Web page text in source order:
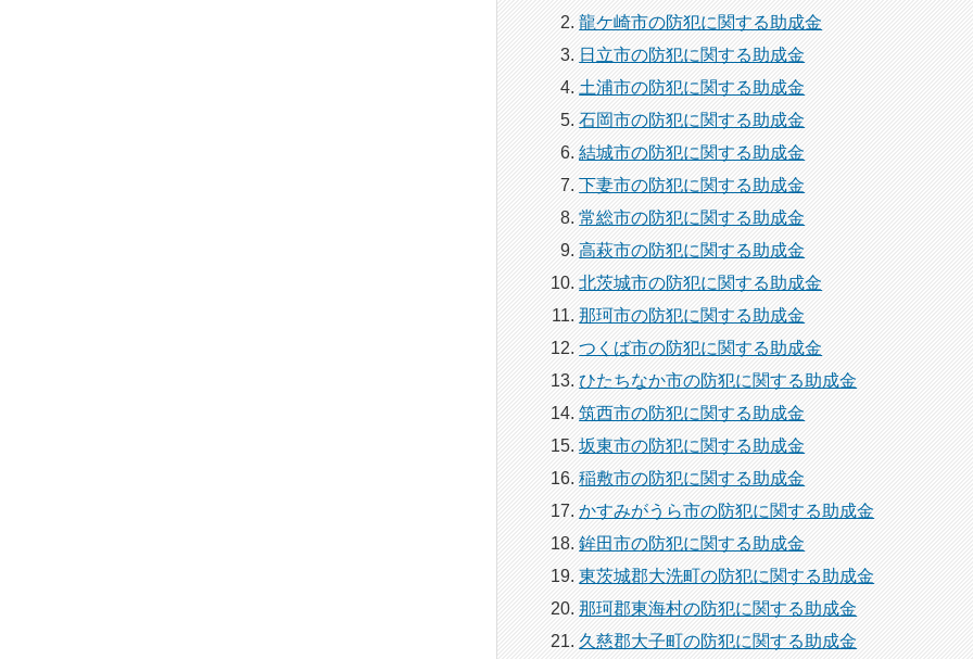
龍ケ崎市の防犯に関する助成金
日立市の防犯に関する助成金
土浦市の防犯に関する助成金
石岡市の防犯に関する助成金
結城市の防犯に関する助成金
下妻市の防犯に関する助成金
常総市の防犯に関する助成金
高萩市の防犯に関する助成金
北茨城市の防犯に関する助成金
那珂市の防犯に関する助成金
つくば市の防犯に関する助成金
ひたちなか市の防犯に関する助成金
筑西市の防犯に関する助成金
坂東市の防犯に関する助成金
稲敷市の防犯に関する助成金
かすみがうら市の防犯に関する助成金
鉾田市の防犯に関する助成金
東茨城郡大洗町の防犯に関する助成金
那珂郡東海村の防犯に関する助成金
久慈郡大子町の防犯に関する助成金